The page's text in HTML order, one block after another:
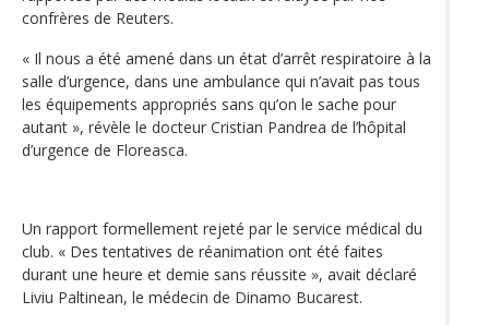
confrères de Reuters.
« Il nous a été amené dans un état d’arrêt respiratoire à la
salle d’urgence, dans une ambulance qui n’avait pas tous
les équipements appropriés sans qu’on le sache pour
autant », révèle le docteur Cristian Pandrea de l’hôpital
d’urgence de Floreasca.
Un rapport formellement rejeté par le service médical du
club. « Des tentatives de réanimation ont été faites
durant une heure et demie sans réussite », avait déclaré
Liviu Paltinean, le médecin de Dinamo Bucarest.